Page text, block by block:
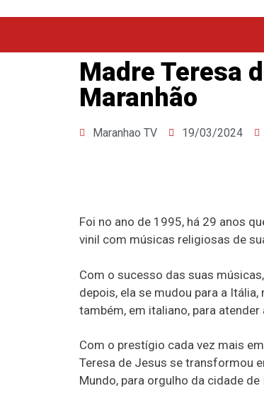
Madre Teresa
Maranhão
Maranhao TV 19/03/2024
Foi no ano de 1995, há 29 anos
vinil com músicas religiosas de
Com o sucesso das suas
depois, ela se mudou para a
também, em italiano, para
Com o prestígio cada vez mais
Teresa de Jesus se transformou
Mundo, para orgulho da cidade